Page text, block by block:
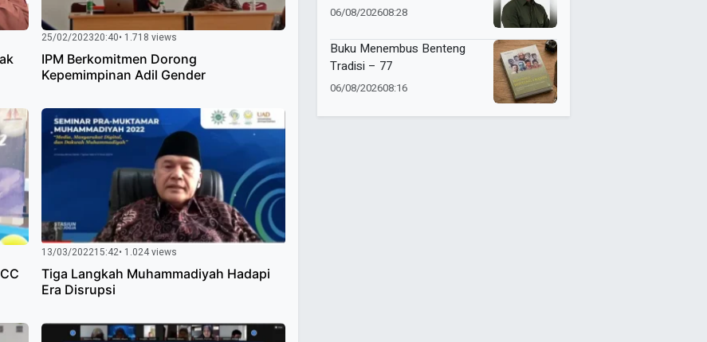
25/02/202320:40• 1.718 views
IPM Berkomitmen Dorong
Kepemimpinan Adil Gender
13/03/202215:42• 1.024 views
Tiga Langkah Muhammadiyah Hadapi
Era Disrupsi
06/08/202608:28
Buku Menembus Benteng
Tradisi – 77
06/08/202608:16